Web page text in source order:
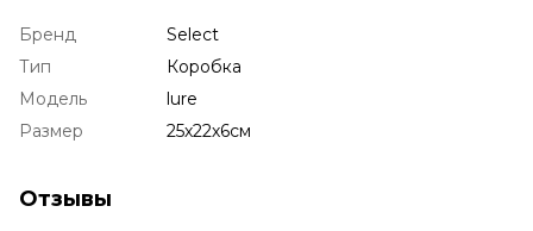
Бренд
Select
Тип
Коробка
Модель
lure
Размер
25х22х6см
Отзывы